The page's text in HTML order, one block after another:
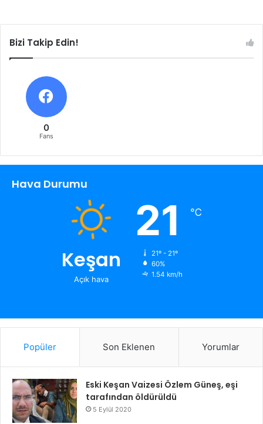
Bizi Takip Edin!
0
Fans
Hava Durumu
Keşan
Açık hava
21 ℃
21º - 21º
60%
1.54 km/h
Popüler Son Eklenen Yorumlar
Eski Keşan Vaizesi Özlem Güneş, eşi
tarafından öldürüldü
5 Eylül 2020